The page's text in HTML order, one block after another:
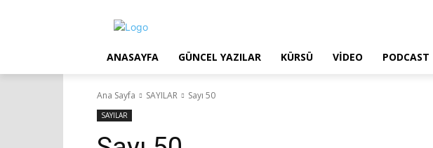
ANASAYFA GÜNCEL YAZILAR KÜRSÜ VIDEO PODCAST
Ana Sayfa SAYILAR Sayı 50
SAYILAR